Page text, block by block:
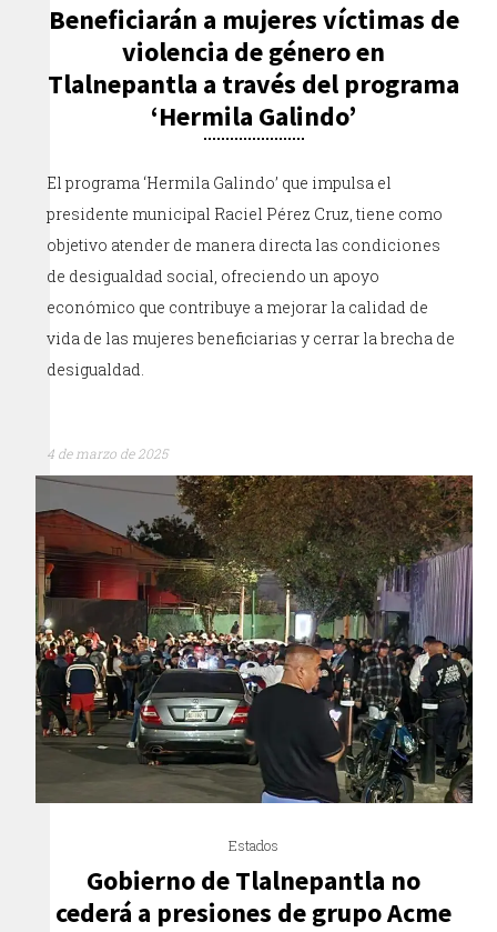
Beneficiarán a mujeres víctimas de
violencia de género en
Tlalnepantla a través del programa
‘Hermila Galindo’
El programa ‘Hermila Galindo’ que impulsa el
presidente municipal Raciel Pérez Cruz, tiene como
objetivo atender de manera directa las condiciones
de desigualdad social, ofreciendo un apoyo
económico que contribuye a mejorar la calidad de
vida de las mujeres beneficiarias y cerrar la brecha de
desigualdad.
4 de marzo de 2025
Estados
Gobierno de Tlalnepantla no
cederá a presiones de grupo Acme